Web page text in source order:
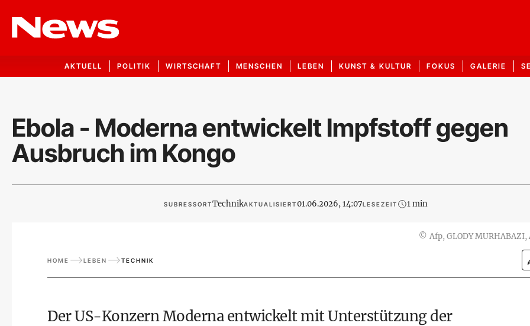
AKTUELL POLITIK WIRTSCHAFT MENSCHEN LEBEN KUNST & KULTUR FOKUS GALERIE
Ebola - Moderna entwickelt Impfstoff gegen
Ausbruch im Kongo
SUBRESSORTTechnikAKTUALISIERT01.06.2026, 14:07LESEZEIT 1 min
© Afp, GLODY MURHABAZI,
HOME LEBEN TECHNIK
Der US-Konzern Moderna entwickelt mit Unterstützung der